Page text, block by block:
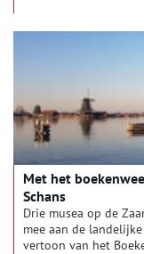
particuliere
bij twaalf bewoners
nemen, om erachter
pakhuis, een kerk of
Vervolgens maakte
Met het
Schans
Drie musea op de
mee aan de
vertoon van het